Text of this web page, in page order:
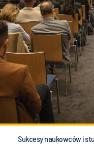
Sukcesy naukowców i